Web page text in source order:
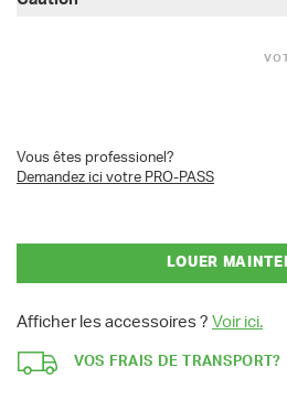
Vous êtes professionel?
Demandez ici votre PRO-PASS
LOUER
Afficher les accessoires ? Voir ici.
VOS FRAIS DE TRANSPORT?